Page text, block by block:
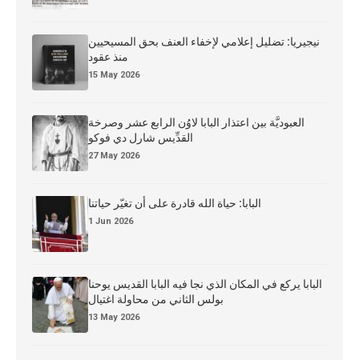
نيجيريا: تضليل إعلامي لإخفاء العنف بحق المسيحيين
منذ عقود
15 May 2026
العبوديَّة بين اعتذار البابا لاوُن الرابع عشر وصرخة
القدِّيس شارل دي فوكو
27 May 2026
البابا: حياة الله قادرة على أن تغيّر حياتنا
1 Jun 2026
البابا يركع في المكان الذي نجا فيه البابا القديس يوحنا
بولس الثاني من محاولة اغتيال
13 May 2026